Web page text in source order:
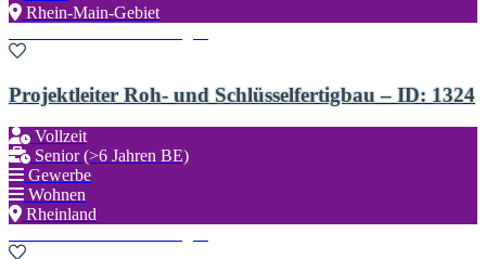
Rhein-Main-Gebiet
Projektleiter Roh- und Schlüsselfertigbau – ID: 1324
Vollzeit
Senior (>6 Jahren BE)
Gewerbe
Wohnen
Rheinland